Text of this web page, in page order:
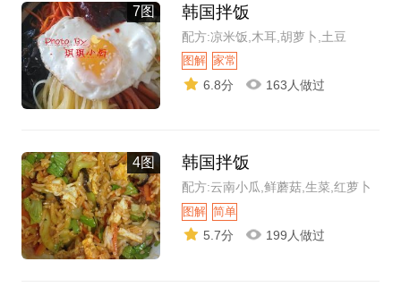
7图 韩国拌饭
配方:凉米饭,木耳,胡萝卜,土豆
图解 家常
6.8分 163人做过
4图 韩国拌饭
配方:云南小瓜,鲜蘑菇,生菜,红萝卜
图解 简单
5.7分 199人做过